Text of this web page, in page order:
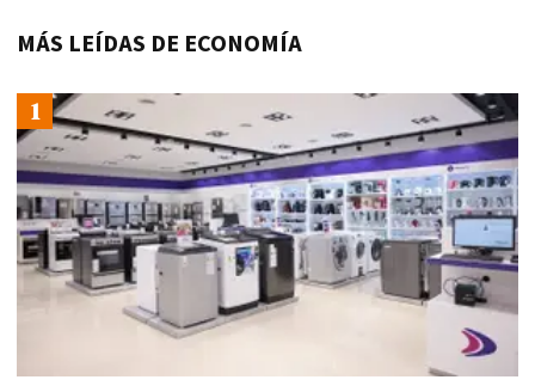
MÁS LEÍDAS DE ECONOMÍA